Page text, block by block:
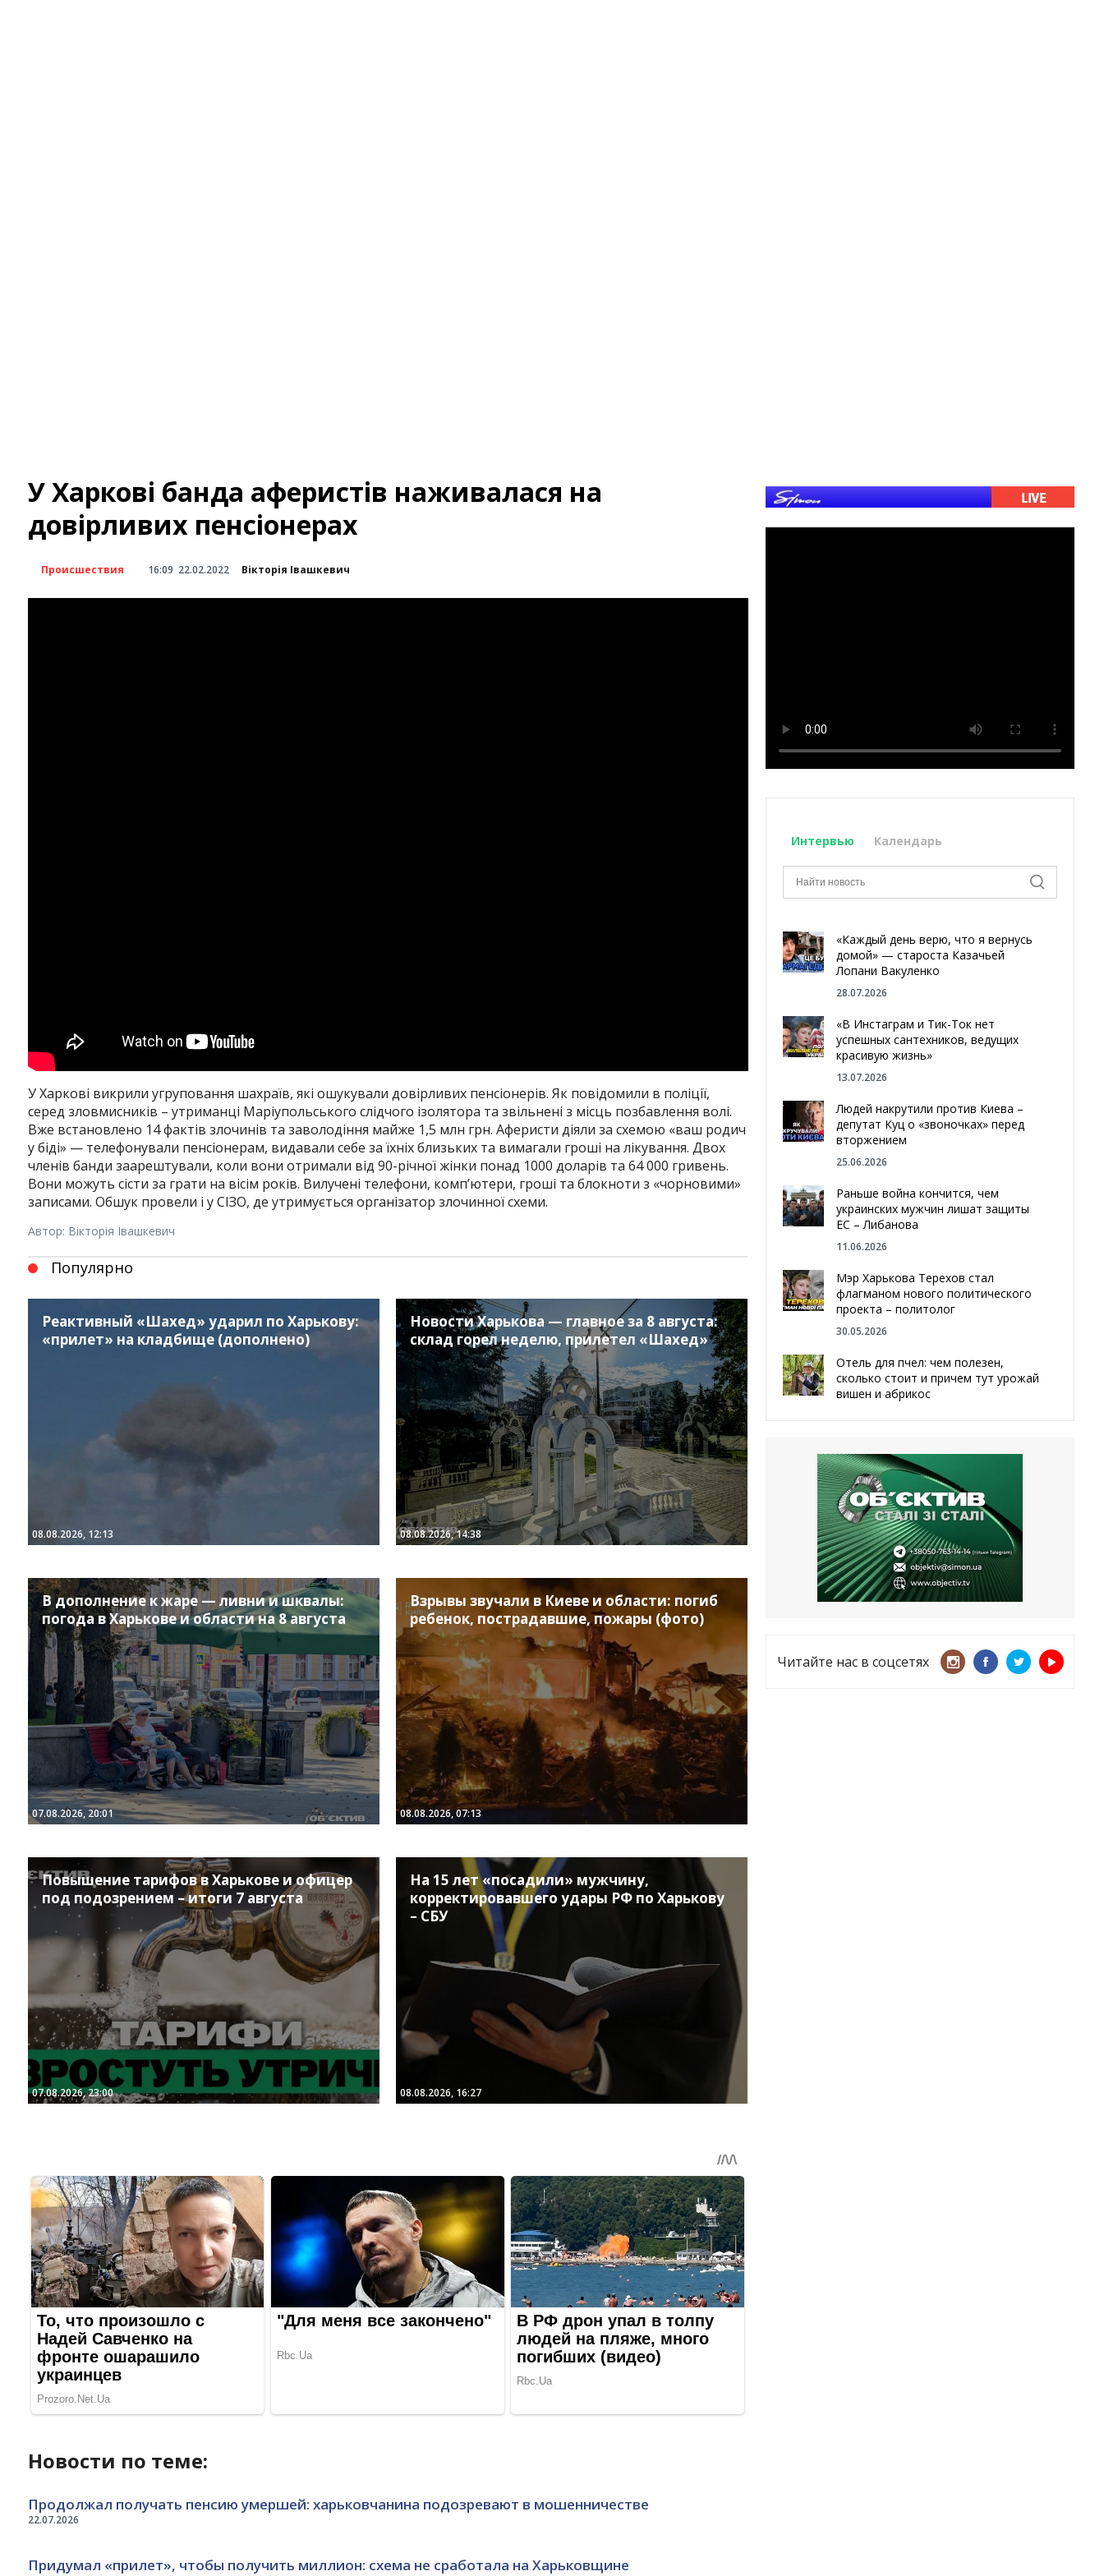
У Харкові банда аферистів наживалася на
довірливих пенсіонерах
Происшествия 16:09 22.02.2022 Вікторія Івашкевич
У Харкові викрили угруповання шахраїв, які ошукували довірливих пенсіонерів. Як повідомили в поліції,
серед зловмисників – утриманці Маріупольського слідчого ізолятора та звільнені з місць позбавлення волі.
Вже встановлено 14 фактів злочинів та заволодіння майже 1,5 млн грн. Аферисти діяли за схемою «ваш родич
у біді» — телефонували пенсіонерам, видавали себе за їхніх близьких та вимагали гроші на лікування. Двох
членів банди заарештували, коли вони отримали від 90-річної жінки понад 1000 доларів та 64 000 гривень.
Вони можуть сісти за грати на вісім років. Вилучені телефони, комп’ютери, гроші та блокноти з «чорновими»
записами. Обшук провели і у СІЗО, де утримується організатор злочинної схеми.
Автор: Вікторія Івашкевич
Популярно
Реактивный «Шахед» ударил по Харькову:
«прилет» на кладбище (дополнено)
08.08.2026, 12:13
Новости Харькова — главное за 8 августа:
склад горел неделю, прилетел «Шахед»
08.08.2026, 14:38
В дополнение к жаре — ливни и шквалы:
погода в Харькове и области на 8 августа
07.08.2026, 20:01
Взрывы звучали в Киеве и области: погиб
ребенок, пострадавшие, пожары (фото)
08.08.2026, 07:13
Повышение тарифов в Харькове и офицер
под подозрением – итоги 7 августа
07.08.2026, 23:00
На 15 лет «посадили» мужчину,
корректировавшего удары РФ по Харькову
– СБУ
08.08.2026, 16:27
Новости по теме:
22.07.2026
Продолжал получать пенсию умершей: харьковчанина подозревают в мошенничестве
Придумал «прилет», чтобы получить миллион: схема не сработала на Харьковщине
Интервью Календарь
«Каждый день верю, что я вернусь
домой» — староста Казачьей
Лопани Вакуленко
28.07.2026
«В Инстаграм и Тик-Ток нет
успешных сантехников, ведущих
красивую жизнь»
13.07.2026
Людей накрутили против Киева –
депутат Куц о «звоночках» перед
вторжением
25.06.2026
Раньше война кончится, чем
украинских мужчин лишат защиты
ЕС – Либанова
11.06.2026
Мэр Харькова Терехов стал
флагманом нового политического
проекта – политолог
30.05.2026
Отель для пчел: чем полезен,
сколько стоит и причем тут урожай
вишен и абрикос
Чугуева, города, который устоял,
несмотря ни на что
21.05.2026
«ТЦК нарушает закон? Пусть
платят!» Как благодаря штрафу
женщину сняли с учета
15.05.2026
Читайте нас в соцсетях
InstagramFacebook
TwitterYoutube